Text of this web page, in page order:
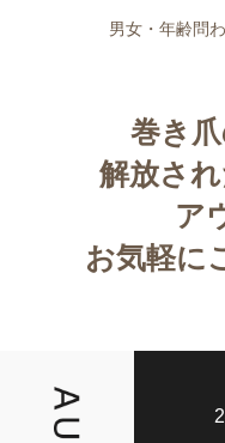
男女・年齢問
巻き
解放され
ア
お気軽に